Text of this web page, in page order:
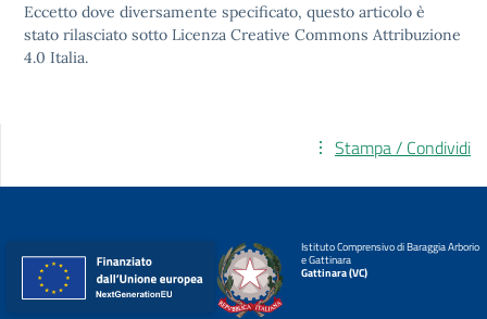
Eccetto dove diversamente specificato, questo articolo è
stato rilasciato sotto Licenza Creative Commons Attribuzione
4.0 Italia.
Stampa / Condividi
Istituto Comprensivo di Baraggia Arborio
e Gattinara
Gattinara (VC)